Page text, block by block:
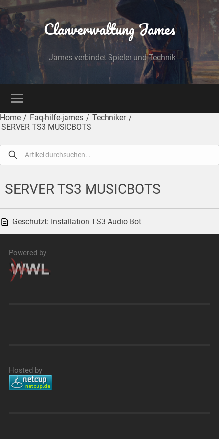
Clanverwaltung James
James verbindet Spieler und Technik
Home / Faq-hilfe-james / Techniker /
SERVER TS3 MUSICBOTS
SERVER TS3 MUSICBOTS
Geschützt: Installation TS3 Audio Bot
Powered by
Hosted by